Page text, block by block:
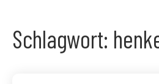
Schlagwort: